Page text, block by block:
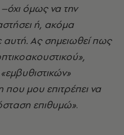
όμως να την
ή, ακόμα
αυτή. Ας σημειωθεί πως
που μου επιτρέπει να
επιθυμώ».